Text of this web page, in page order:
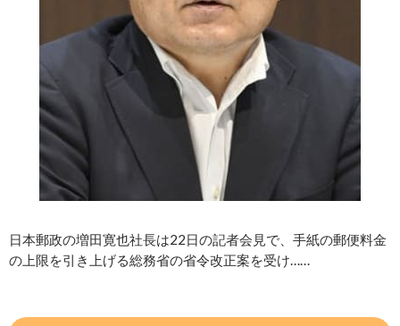
日本郵政の増田寛也社長は22日の記者会見で、手紙の郵便料金
の上限を引き上げる総務省の省令改正案を受け……